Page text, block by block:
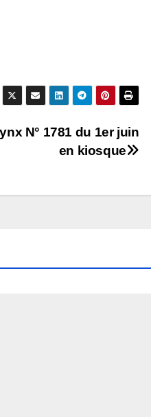
N° 1781 du 1er juin
en kiosque